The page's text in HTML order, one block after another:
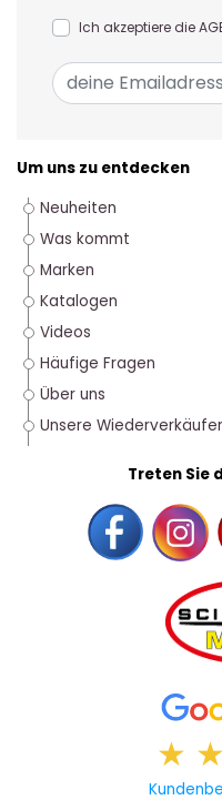
Ich akzeptiere die
Um uns zu entdecken
Neuheiten
Was kommt
Marken
Katalogen
Videos
Häufige Fragen
Über uns
Unsere Wiederverkäufer
Treten Sie
★ ★